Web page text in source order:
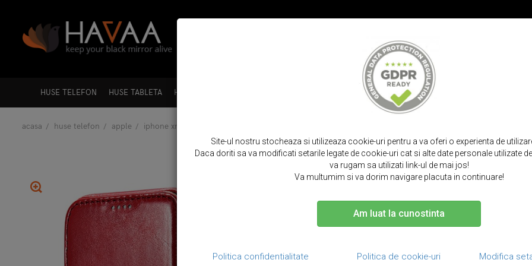
HUSE TELEFON HUSE TABLETA HUSE LAPTOP CURELE SMARTWATCH TOCURI SI SACULETI
acasa huse telefon apple iphone xr
Husa piele
magnetica
Side
Site-ul nostru stocheaza si utilizeaza cookie-uri pentru a va oferi o experienta de
Daca doriti sa va modificati setarile legate de cookie-uri cat si alte date personale utilizate
va rugam sa utilizati link-ul de mai jos!
Va multumim si va dorim navigare placuta in continuare!
Am luat la cunostinta
Politica confidentialitate Politica de cookie-uri Modifica